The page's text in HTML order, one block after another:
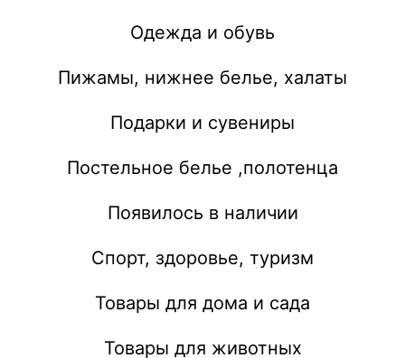
Одежда и обувь
Пижамы, нижнее белье, халаты
Подарки и сувениры
Постельное белье ,полотенца
Появилось в наличии
Спорт, здоровье, туризм
Товары для дома и сада
Товары для животных